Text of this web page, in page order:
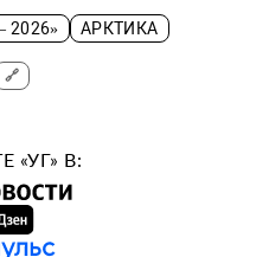
2026» АРКТИКА
🔗
«УГ» В: